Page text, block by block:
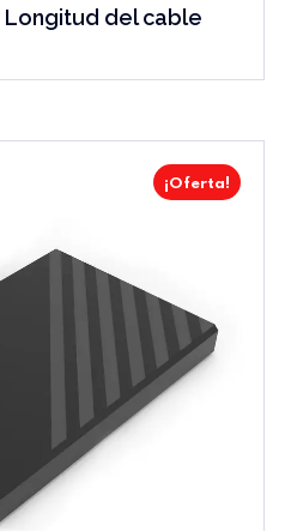
Longitud del cable
¡Oferta!